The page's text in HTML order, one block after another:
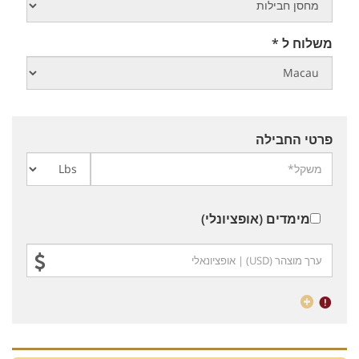
משלוח ל *
פרטי החבילה
מימדים (אופציונלי)